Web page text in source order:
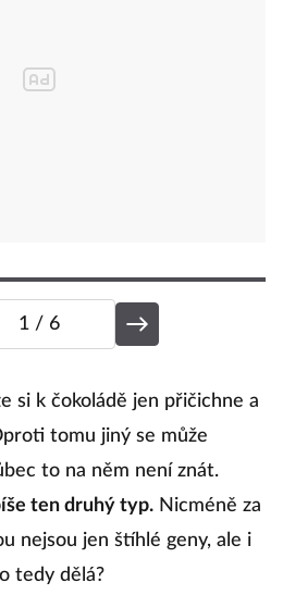
1 / 6
si k čokoládě jen přičichne a
tomu jiný se může
to na něm není znát.
ten druhý typ. Nicméně za
nejsou jen štíhlé geny, ale i
tedy dělá?